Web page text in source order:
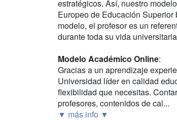
estratégicos. Así, nuestro
Europeo de Educación
modelo, el profesor es un
durante toda su vida
Modelo Académico Online:
Gracias a un aprendizaje
Universidad líder en calidad
flexibilidad que necesitas.
profesores, contenidos de cal...
▼ más info ▼